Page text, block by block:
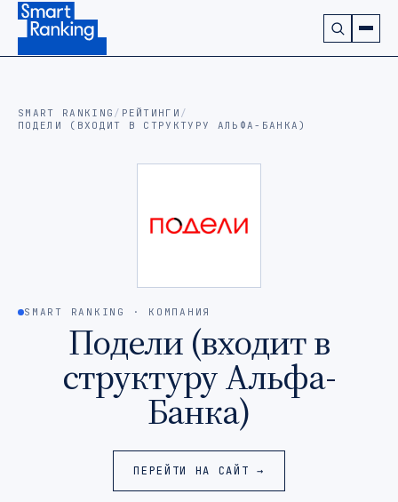
Подписаться на наш канал в Telegram (откроется в
SMART RANKING / РЕЙТИНГИ /
ПОДЕЛИ (ВХОДИТ В СТРУКТУРУ АЛЬФА-БАНКА)
SMART RANKING · КОМПАНИЯ
Подели (входит в
структуру Альфа-
Банка)
ПЕРЕЙТИ НА САЙТ →